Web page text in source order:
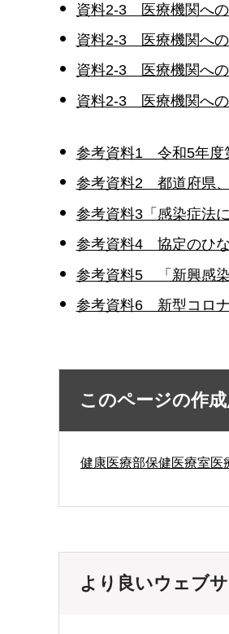
資料2-3 医療機関への
資料2-3 医療機関への
資料2-3 医療機関への
資料2-3 医療機関への
参考資料1 令和5年度
参考資料2 都道府県、
参考資料3「感染症法
参考資料4 協定のひな
参考資料5 「新興感染
参考資料6 新型コロナ
このページの作
健康医療部保健医療室医
より良いウェブ